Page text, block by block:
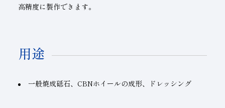
高精度に製作できます。
用途
一般焼成砥石、 CBNホイールの成形、ドレッシング